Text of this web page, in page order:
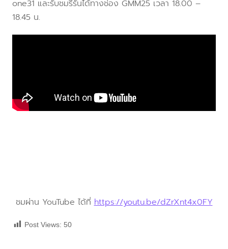
one31 และรับชมรีรันได้ทางช่อง GMM25 เวลา 18.00 –
18.45 น.
ชมผ่าน YouTube ได้ที่ https://youtu.be/dZrXnt4x0FY
Post Views: 50